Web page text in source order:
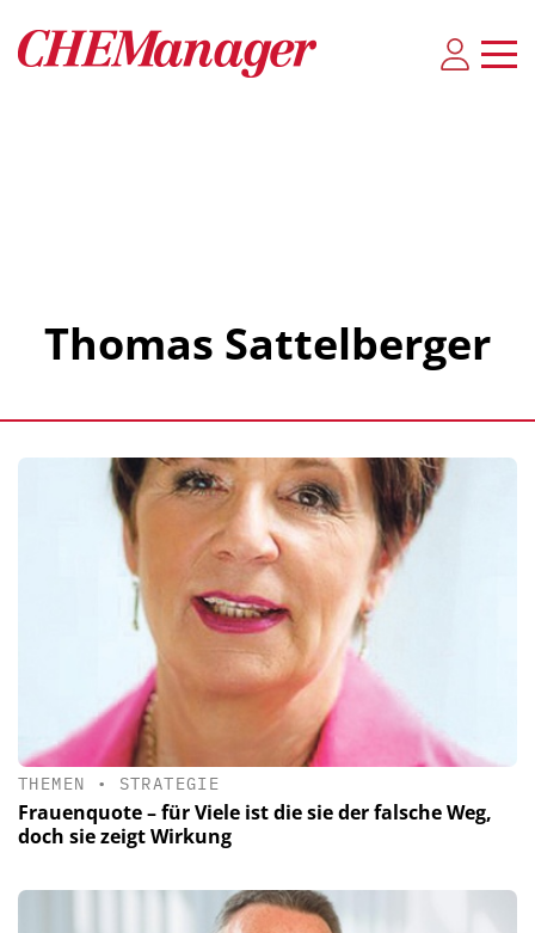
Thomas Sattelberger
THEMEN • STRATEGIE
Frauenquote – für Viele ist die sie der falsche Weg,
doch sie zeigt Wirkung